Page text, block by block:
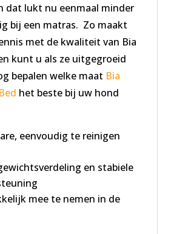
dat lukt nu eenmaal minder
bij een matras. Zo maakt
met de kwaliteit van Bia
kunt u als ze uitgegroeid
bepalen welke maat Bia
het beste bij uw hond
eenvoudig te reinigen
en stabiele
mee te nemen in de